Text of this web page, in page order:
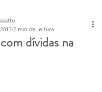
dívidas na
2 min de leitura